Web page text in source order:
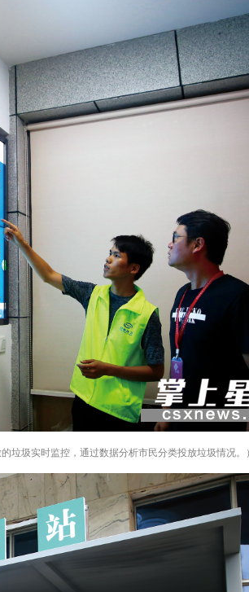
垃圾实时监控，通过数据分析市民分类投放垃圾情况。